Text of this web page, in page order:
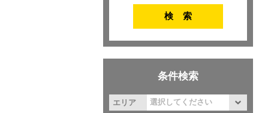
条件検索
エリア